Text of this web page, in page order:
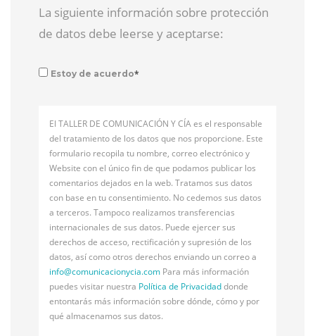
La siguiente información sobre protección
de datos debe leerse y aceptarse:
Estoy de acuerdo*
El TALLER DE COMUNICACIÓN Y CÍA es el responsable
del tratamiento de los datos que nos proporcione. Este
formulario recopila tu nombre, correo electrónico y
Website con el único fin de que podamos publicar los
comentarios dejados en la web. Tratamos sus datos
con base en tu consentimiento. No cedemos sus datos
a terceros. Tampoco realizamos transferencias
internacionales de sus datos. Puede ejercer sus
derechos de acceso, rectificación y supresión de los
datos, así como otros derechos enviando un correo a
info@comunicacionycia.com Para más información
puedes visitar nuestra Política de Privacidaddonde
entontarás más información sobre dónde, cómo y por
qué almacenamos sus datos.